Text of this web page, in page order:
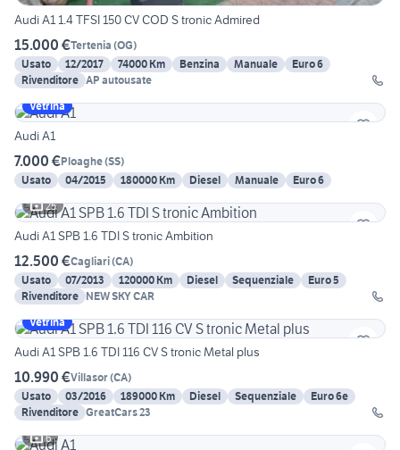
Audi A1 1.4 TFSI 150 CV COD S tronic Admired
15.000 €Tertenia (OG)
Usato
12/2017 74000 Km Benzina Manuale
Euro 6
Rivenditore AP autousate
Vetrina
Audi A1
7.000 €Ploaghe(SS)
Usato
04/2015 180000 Km Diesel Manuale
Euro 6
25
Audi A1 SPB 1.6 TDI S tronic Ambition
12.500 €Cagliari(CA)
Usato
07/2013 120000 Km Diesel Sequenziale
Euro 5
Rivenditore NEW SKY CAR
Vetrina
Audi A1 SPB 1.6 TDI 116 CV S tronic Metal plus
10.990 €Villasor(CA)
Usato
03/2016 189000 Km Diesel Sequenziale
Euro 6e
Rivenditore GreatCars 23
6